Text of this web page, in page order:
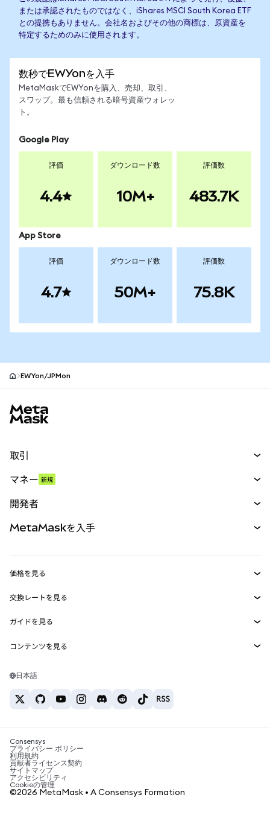
または承認されたものではなく、iShares MSCI South Korea ETF
との提携もありません。会社名およびその他の商標は、原資産を
特定するためのみに使用されます。
数秒でEWYonを入手
MetaMaskでEWYonを購入、売却、取引、
スワップ。最も信頼される暗号資産ウォレッ
ト。
Google Play
評価
4.4
ダウンロード数
10M+
評価数
483.7K
App Store
評価
4.7
ダウンロード数
50M+
評価数
75.8K
EWYon/JPMon
取引
パーペチュアル
RWA
マネー 新規
開発者
MetaMask Connect
Snaps
Web3サービス
MetaMaskを入手
セキュリティ
サポート
キャリア
お問い合わせ
価格を見る
イーサリアムの価格
Solanaの価格
Tetherの価格
交換レートを見る
ETH→USD
USDT→INR
BTC→INR
ETH→USDT
ガイドを見る
ETHの購入
USDTの購入
SHIBの購入
BNBの購入
コンテンツを見る
Solanaウォレット
税制関連ニュース
暗号資産の購入方法は？
ビットコインを売るには？
日本語
Consensys
プライバシー ポリシー
利用規約
貢献者ライセンス契約
サイトマップ
アクセシビリティ
Cookieの管理
©2026 MetaMask • A Consensys Formation